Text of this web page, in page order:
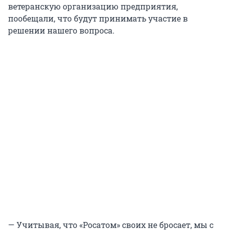
ветеранскую организацию предприятия,
пообещали, что будут принимать участие в
решении нашего вопроса.
— Учитывая, что «Росатом» своих не бросает, мы с